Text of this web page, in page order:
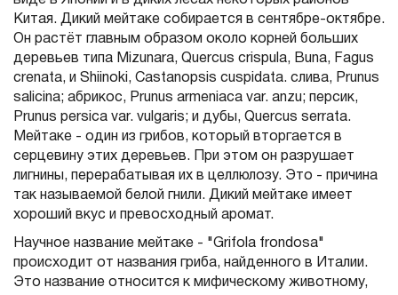
Китая. Дикий мейтаке собирается в сентябре-октябре.
Он растёт главным образом около корней больших
деревьев типа Mizunara, Quercus crispula, Buna, Fagus
crenata, и Shiinoki, Castanopsis cuspidata. слива, Prunus
salicina; абрикос, Prunus armeniaca var. anzu; персик,
Prunus persica var. vulgaris; и дубы, Quercus serrata.
Мейтаке - один из грибов, который вторгается в
серцевину этих деревьев. При этом он разрушает
лигнины, перерабатывая их в целлюлозу. Это - причина
так называемой белой гнили. Дикий мейтаке имеет
хороший вкус и превосходный аромат.
Научное название мейтаке - "Grifola frondosa"
происходит от названия гриба, найденного в Италии.
Это название относится к мифическому животному,